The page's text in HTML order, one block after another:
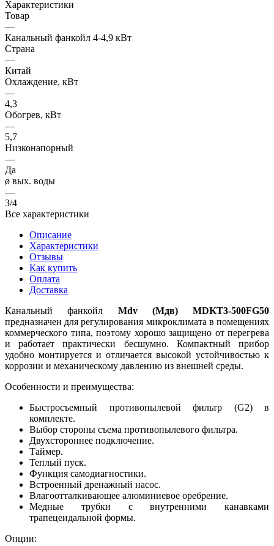
Характеристики
Товар
—
Канальный фанкойл 4-4,9 кВт
Страна
—
Китай
Охлаждение, кВт
—
4,3
Обогрев, кВт
—
5,7
Низконапорный
—
Да
ø вых. воды
—
3/4
Все характеристики
Описание
Характеристики
Отзывы
Как купить
Оплата
Доставка
Канальный фанкойл Mdv (Мдв) MDKT3-500FG50
предназначен для регулирования микроклимата в помещениях
коммерческого типа, поэтому хорошо защищено от перегрева
и работает практически бесшумно. Компактный прибор
удобно монтируется и отличается высокой устойчивостью к
коррозии и механическому давлению из внешней среды.
Особенности и преимущества:
Быстросъемный противопылевой фильтр (G2) в
комплекте.
Выбор стороны съема противопылевого фильтра.
Двухстороннее подключение.
Таймер.
Теплый пуск.
Функция самодиагностики.
Встроенный дренажный насос.
Влагоотталкивающее алюминиевое оребрение.
Медные трубки с внутренними канавками
трапецеидальной формы.
Опции: